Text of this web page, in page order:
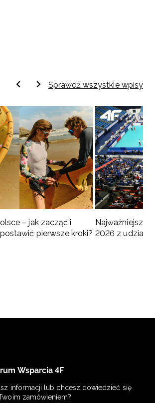
Sprawdź wszystkie wpisy
– jak zacząć i
pierwsze kroki?
Najważniejsze
2026 z
Wsparcia 4F
informacji lub chcesz dowiedzieć się
zamówieniem?